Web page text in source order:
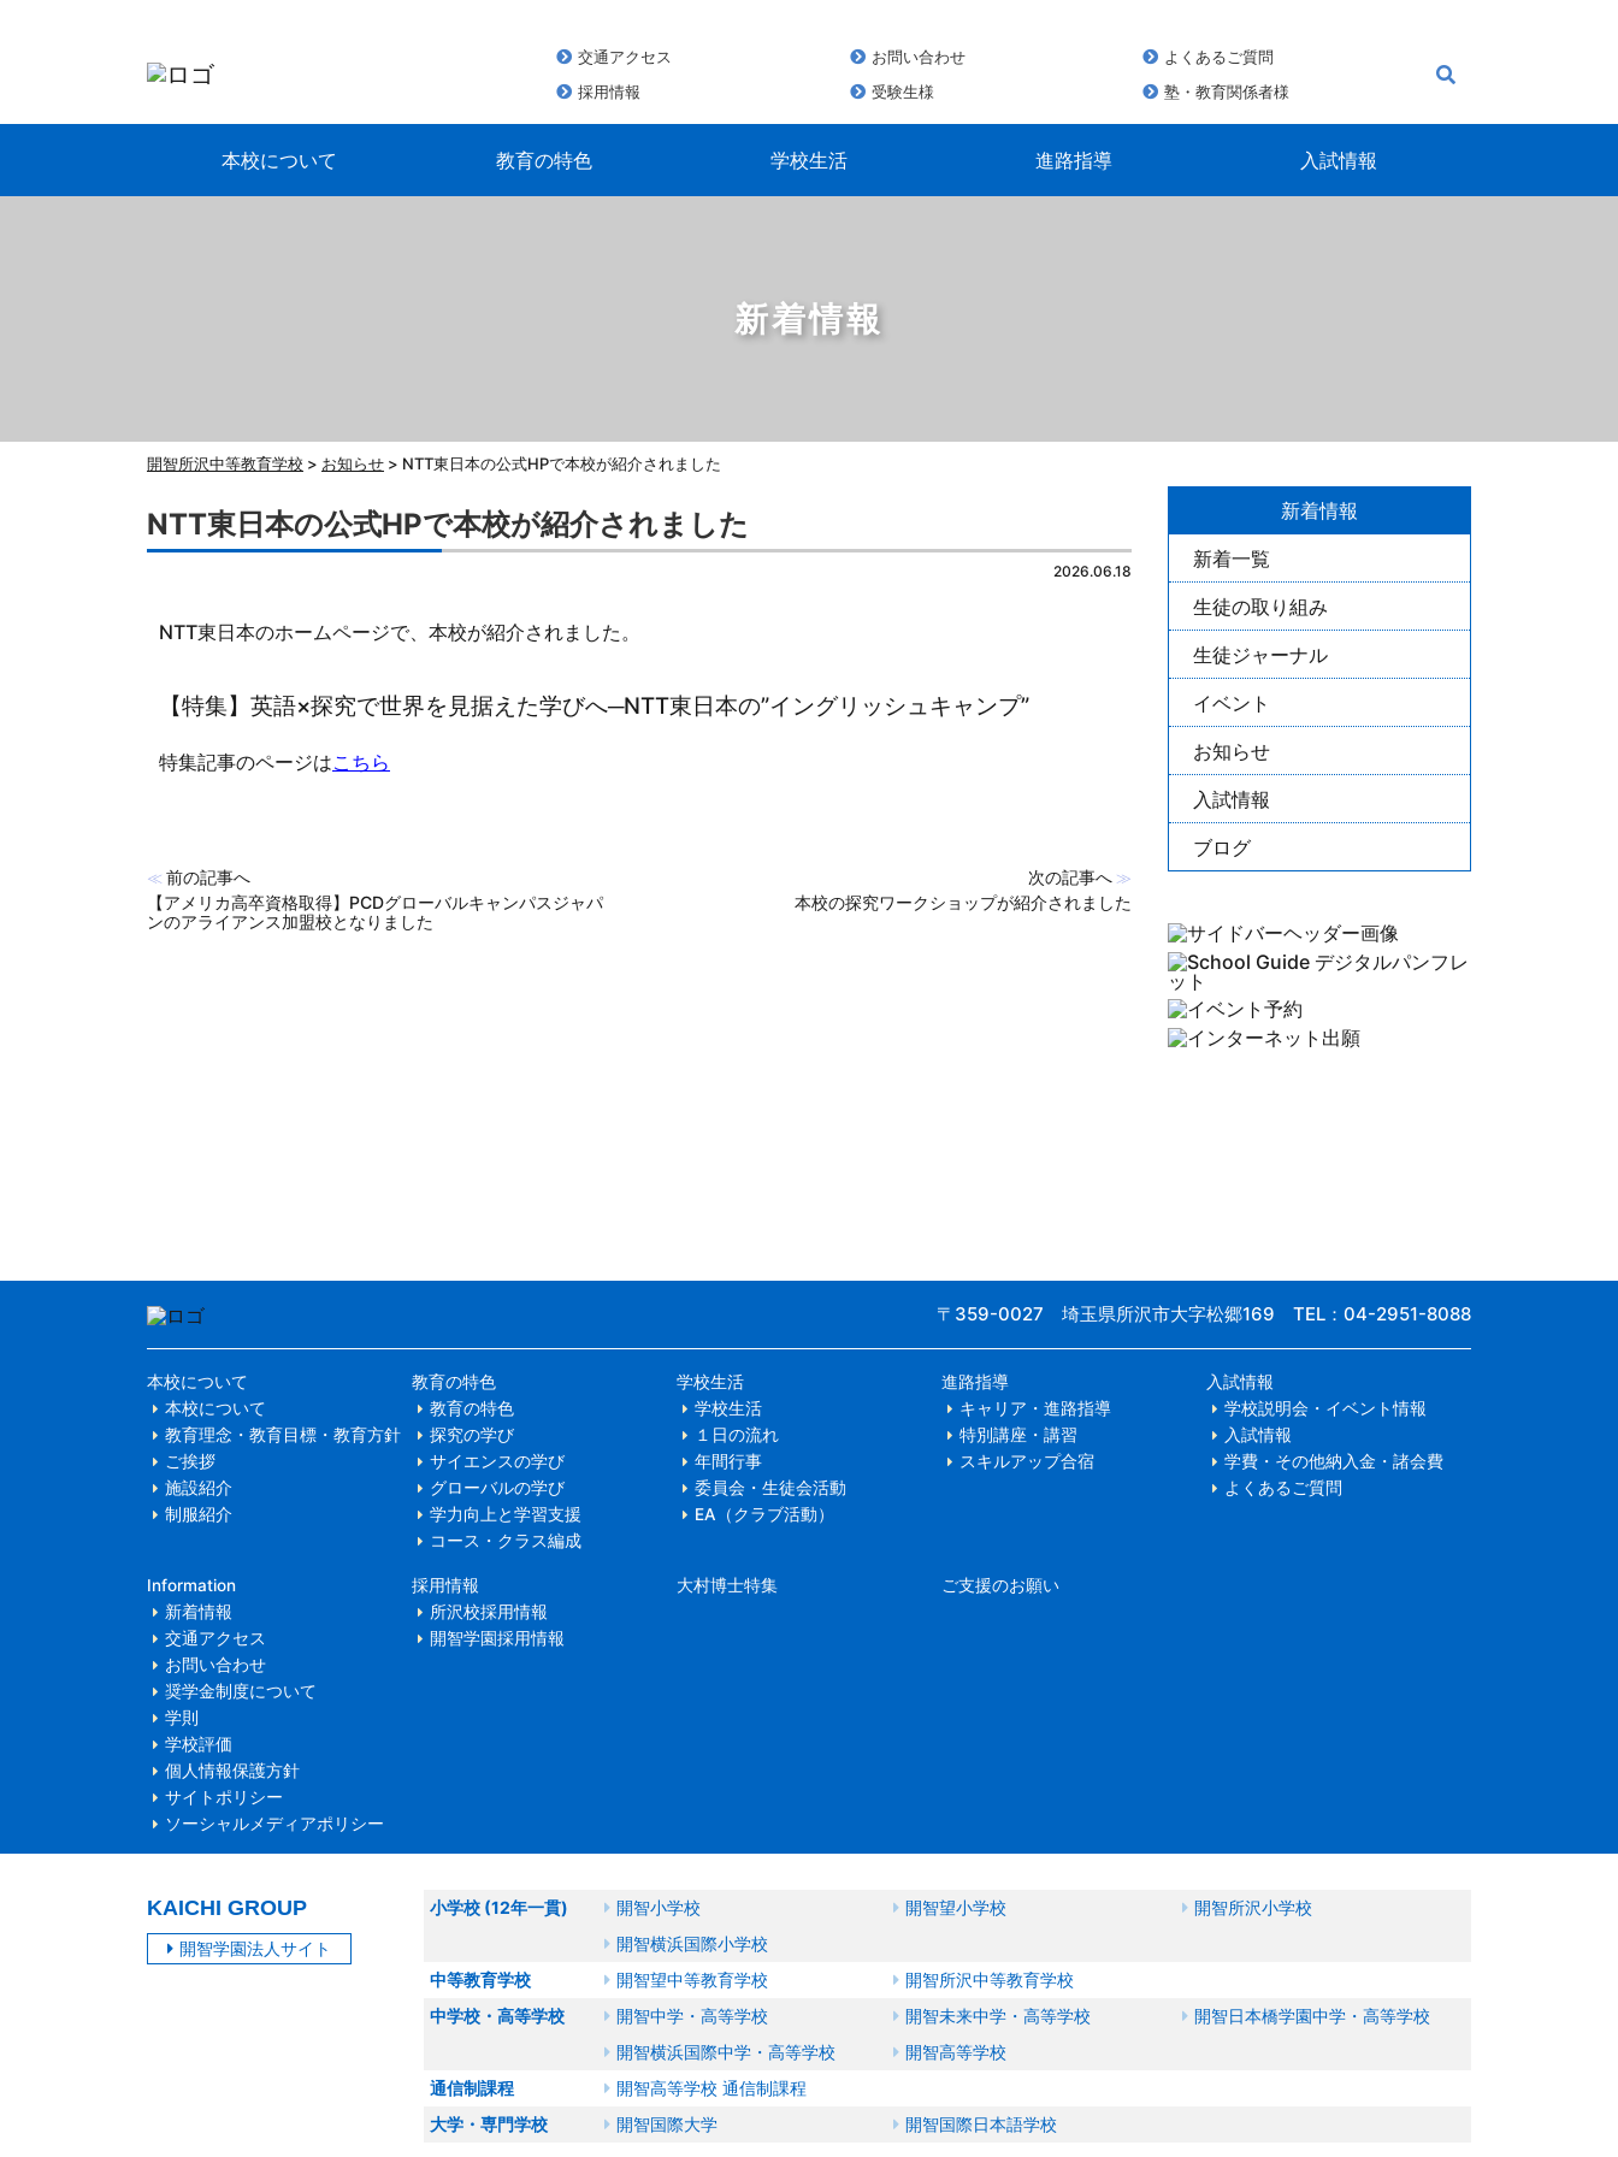
交通アクセス お問い合わせ
よくあるご質問
採用情報
受験生様 塾・教育関係者様
本校について 教育の特色 学校生活 進路指導 入試情報
新着情報
開智所沢中等教育学校 > お知らせ > NTT東日本の公式HPで本校が紹介されました
新着情報
新着一覧
生徒の取り組み
生徒ジャーナル
イベント
お知らせ
入試情報
ブログ
NTT東日本の公式HPで本校が紹介されました
2026.06.18
NTT東日本のホームページで、本校が紹介されました。
【特集】 英語×探究で世界を見据えた学びへ─NTT東日本の”イングリッシュキャンプ”
特集記事のページはこちら
≪ 前の記事へ
【アメリカ高卒資格取得】PCDグローバルキャンパスジャパ
ンのアライアンス加盟校となりました
次の記事へ≫
本校の探究ワークショップが紹介されました
〒359-0027 埼玉県所沢市大字松郷169 TEL：04-2951-8088
本校について
本校について
教育理念・教育目標・教育方針
ご挨拶
施設紹介
制服紹介
教育の特色
教育の特色
探究の学び
サイエンスの学び
グローバルの学び
学力向上と学習支援
コース・クラス編成
学校生活
学校生活
１日の流れ
年間行事
委員会・生徒会活動
EA（クラブ活動）
進路指導
キャリア・進路指導
特別講座・講習
スキルアップ合宿
入試情報
学校説明会・イベント情報
入試情報
学費・その他納入金・諸会費
よくあるご質問
Information
新着情報
交通アクセス
お問い合わせ
奨学金制度について
学則
学校評価
個人情報保護方針
サイトポリシー
ソーシャルメディアポリシー
採用情報
所沢校採用情報
開智学園採用情報
大村博士特集 ご支援のお願い
KAICHI GROUP
開智学園法人サイト
小学校 (12年一貫) 開智小学校 開智望小学校
開智所沢小学校
開智横浜国際小学校
中等教育学校
開智望中等教育学校
開智所沢中等教育学校
中学校・高等学校
開智中学・高等学校 開智未来中学・高等学校
開智日本橋学園中学・高等学校
開智横浜国際中学・高等学校
開智高等学校
通信制課程
開智高等学校 通信制課程
大学・専門学校
開智国際大学 開智国際日本語学校